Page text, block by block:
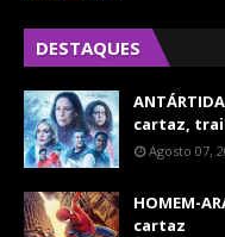
DESTAQUES
cartaz,
Agosto 07,
HOMEM-
cartaz